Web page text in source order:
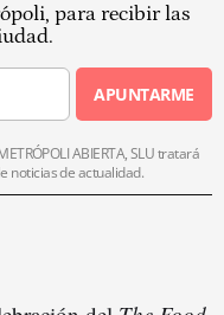
para recibir las
APUNTARME
ABIERTA, SLU tratará
noticias de actualidad.